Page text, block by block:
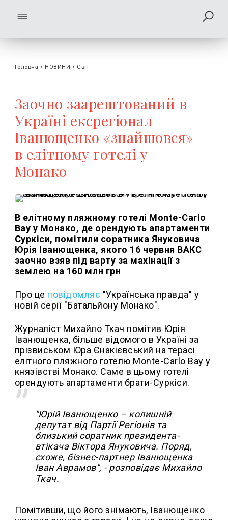
Головна › НОВИНИ › Світ
Заочно заарештований в
Україні ексрегіонал
Іванющенко «знайшовся»
в елітному готелі у
Монако
В елітному пляжному готелі Monte-Carlo
Bay у Монако, де орендують апартаменти
Суркіси, помітили соратника Януковича
Юрія Іванющенка, якого 16 червня ВАКС
заочно взяв під варту за махінації з
землею на 160 млн грн
Про це повідомляє "Українська правда" у
новій серії "Батальйону Монако".
Журналіст Михайло Ткач помітив Юрія
Іванющенка, більше відомого в Україні за
прізвиськом Юра Єнакієвський на терасі
елітного пляжного готелю Monte-Carlo Bay у
князівстві Монако. Саме в цьому готелі
орендують апартаменти брати-Суркіси.
"Юрій Іванющенко – колишній
депутат від Партії Регіонів та
близький соратник президента-
втікача Віктора Януковича. Поряд,
схоже, бізнес-партнер Іванющенка
Іван Аврамов", - розповідає Михайло
Ткач.
Помітивши, що його знімають, Іванющенко